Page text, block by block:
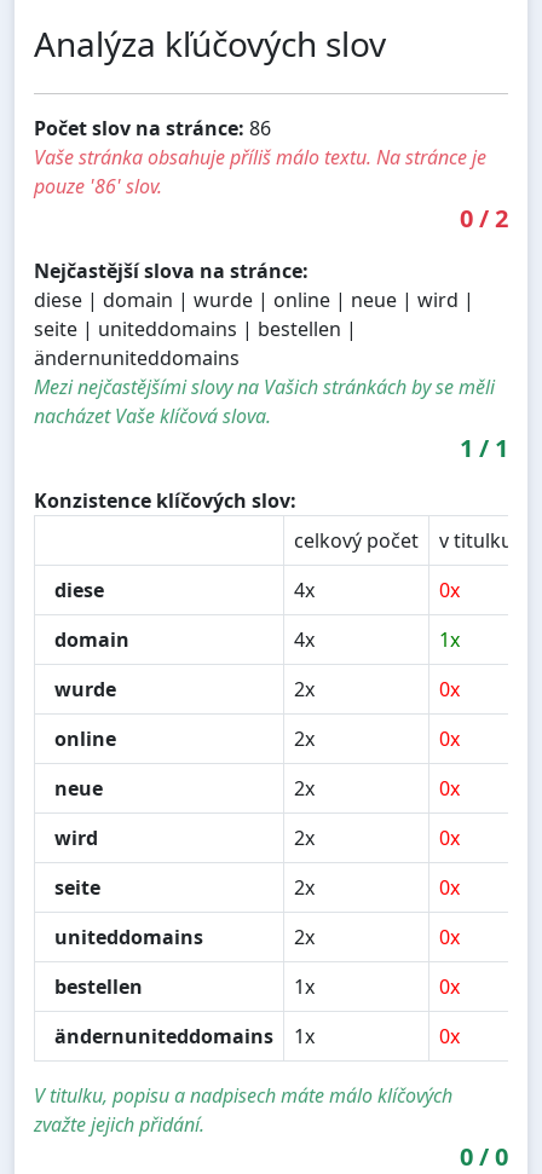
Analýza kľúčových slov
Počet slov na stránce: 86
Vaše stránka obsahuje příliš málo textu. Na stránce je
pouze '86' slov.
0/2
Nejčastější slova na stránce:
diese | domain | wurde | online | neue | wird |
seite | uniteddomains | bestellen |
ändernuniteddomains
Mezi nejčastějšími slovy na Vašich stránkách by se měli
nacházet Vaše klíčová slova.
1 / 1
Konzistence klíčových slov:
celkový počet
v titulku
diese
4x 0x
domain
4x 1x
wurde
2x 0x
online
2x 0x
neue
2x 0x
wird
2x 0x
seite
2x 0x
uniteddomains
2x 0x
bestellen
1x 0x
ändernuniteddomains
1x 0x
V titulku, popisu a nadpisech máte málo klíčových
zvažte jejich přidání.
0/0